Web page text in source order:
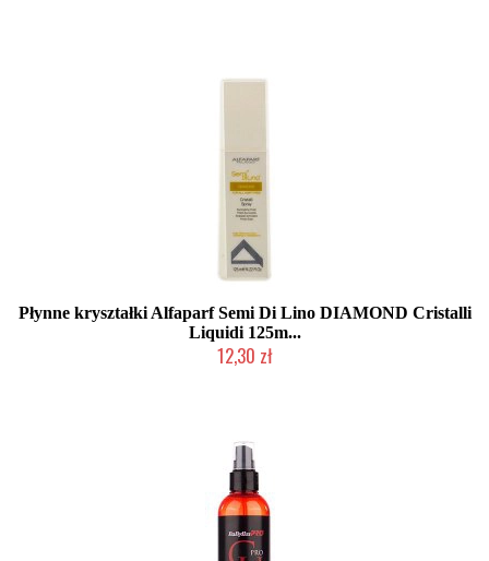
Płynne kryształki Alfaparf Semi Di Lino DIAMOND Cristalli
Liquidi 125m...
12,30 zł